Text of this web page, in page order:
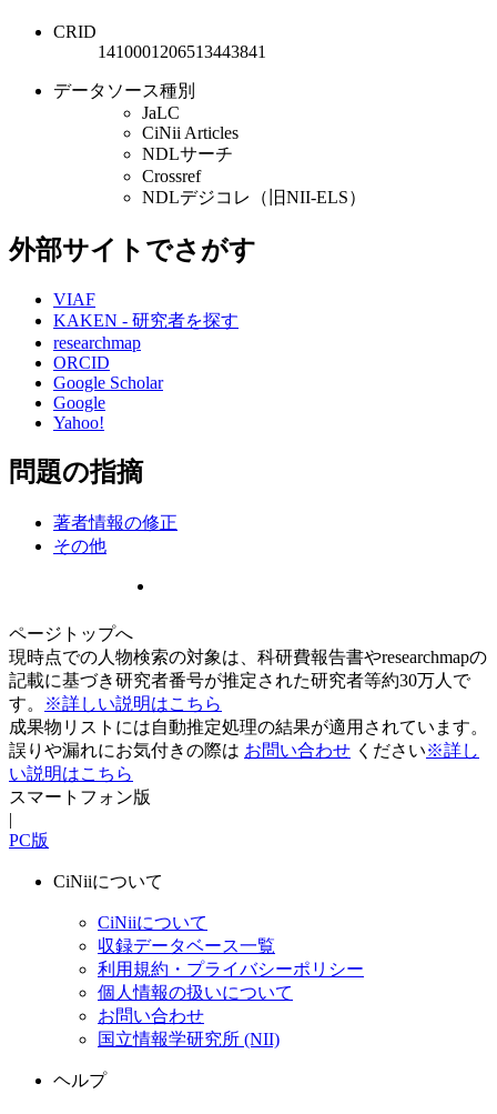
CRID
1410001206513443841
データソース種別
JaLC
CiNii Articles
NDLサーチ
Crossref
NDLデジコレ（旧NII-ELS）
外部サイトでさがす
VIAF
KAKEN - 研究者を探す
researchmap
ORCID
Google Scholar
Google
Yahoo!
問題の指摘
著者情報の修正
その他
ページトップへ
現時点での人物検索の対象は、科研費報告書やresearchmapの
記載に基づき研究者番号が推定された研究者等約30万人で
す。
※詳しい説明はこちら
成果物リストには自動推定処理の結果が適用されています。
誤りや漏れにお気付きの際は お問い合わせ ください※詳し
い説明はこちら
スマートフォン版
|
PC版
CiNiiについて
CiNiiについて
収録データベース一覧
利用規約・プライバシーポリシー
個人情報の扱いについて
お問い合わせ
国立情報学研究所 (NII)
ヘルプ